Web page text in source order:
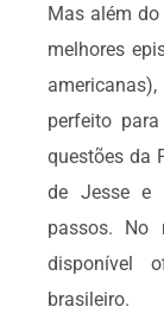
Mas além
melhores
perfeito
questões da
de Jesse e
passos. No
disponível
brasileiro.